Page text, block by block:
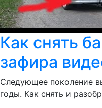
Как снять
зафира
Следующее поколение
годы. Как снять и